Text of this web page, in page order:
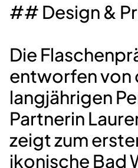
## Design &
Die
entworfen von
langjährigen
Partnerin
zeigt zum
ikonische Bad